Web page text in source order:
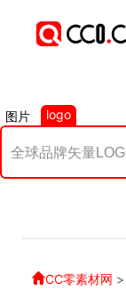
图片 logo
CC零素材网 >